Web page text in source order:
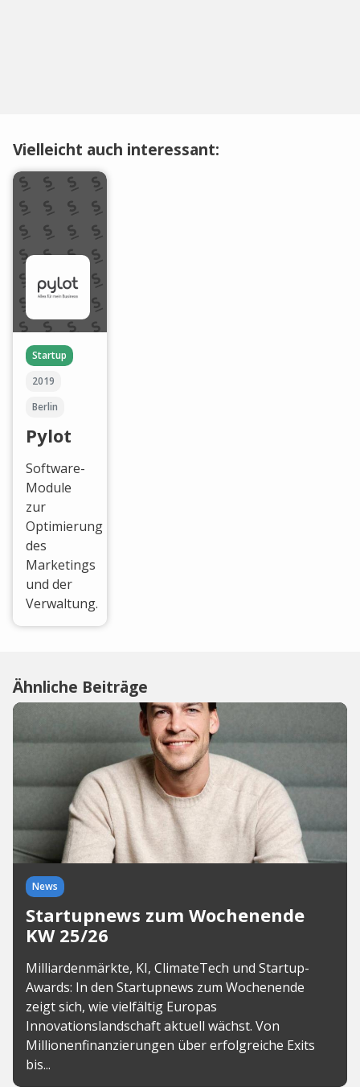
Vielleicht auch interessant:
Startup
2019
Berlin
Pylot
Software-
Module
zur
Optimierung
des
Marketings
und der
Verwaltung.
Ähnliche Beiträge
News
Startupnews zum Wochenende
KW 25/26
Milliardenmärkte, KI, ClimateTech und Startup-
Awards: In den Startupnews zum Wochenende
zeigt sich, wie vielfältig Europas
Innovationslandschaft aktuell wächst. Von
Millionenfinanzierungen über erfolgreiche Exits
bis...